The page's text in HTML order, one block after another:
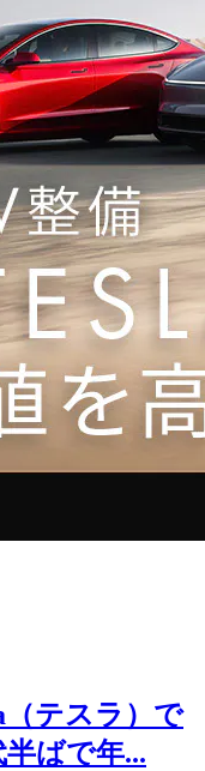
（テスラ）で
ばで年...